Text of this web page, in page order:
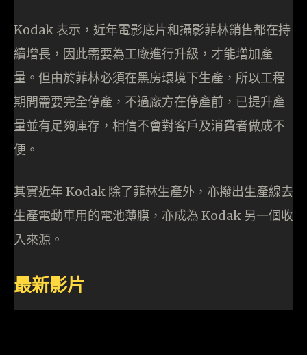
Kodak 表示，近年電影底片和攝影菲林銷售都在持
續增長，因此需要為工廠進行升級，才能增加產
量。但由於菲林必須在黑房環境下生產，所以工程
期間需要完全停產，不過廠方在停產前，已提升產
量並有足夠庫存，相信不會對客戶及消費者做成不
便。
其實近年 Kodak 除了菲林生產外，亦撥出生產線去
生產電動車用的電池薄膜，亦成為 Kodak 另一個收
入來源。
最新影片